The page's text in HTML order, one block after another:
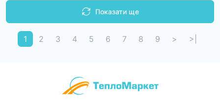
Показати ще
1 2 3 4 5 6 7 8 9 > >|